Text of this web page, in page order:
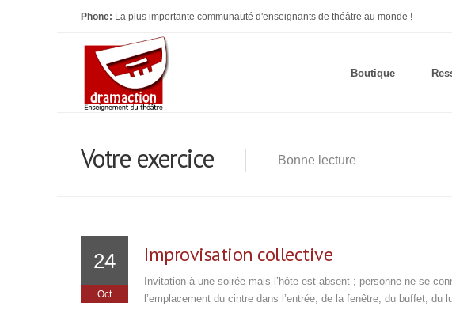
Phone: La plus importante communauté d'enseignants de théâtre au monde !
Boutique
Votre exercice Bonne lecture
24
Oct
Improvisation collective
Invitation à une soirée mais l’hôte est absent ; personne ne se
l’emplacement du cintre dans l’entrée, de la fenêtre, du buffet, du